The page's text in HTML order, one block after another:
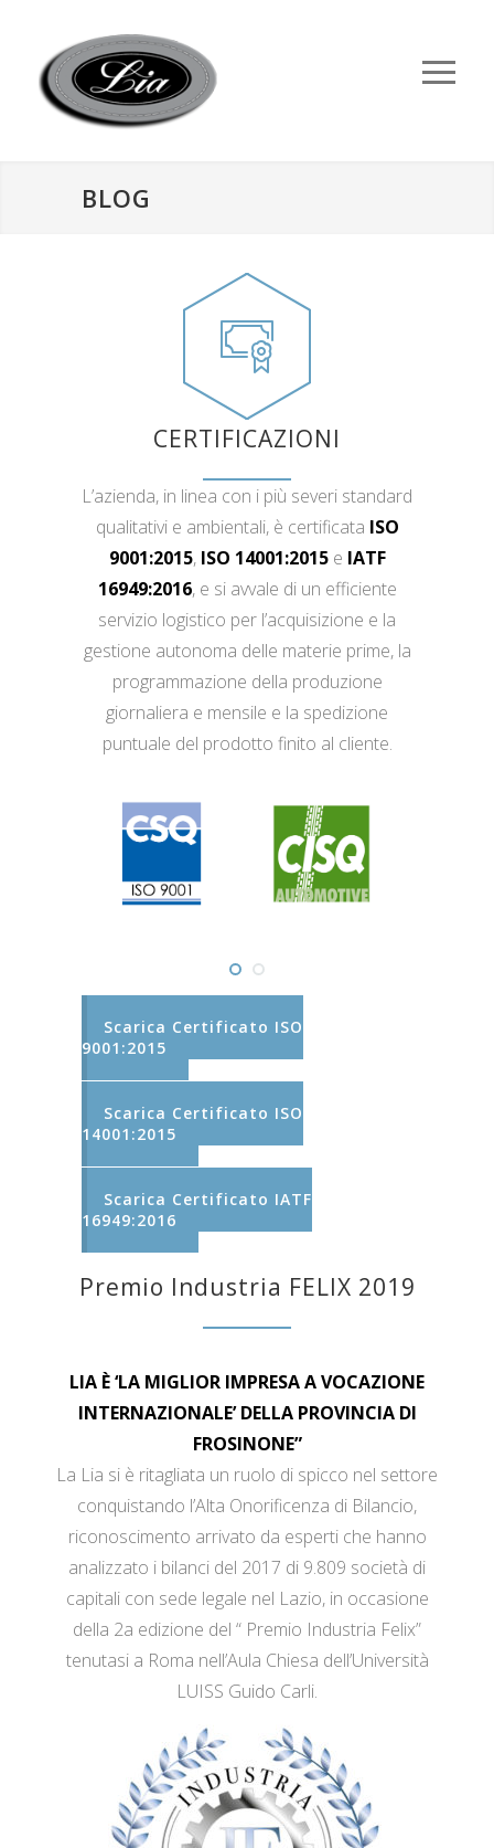
BLOG
CERTIFICAZIONI
L’azienda, in linea con i più severi standard
qualitativi e ambientali, è certificata ISO
9001:2015, ISO 14001:2015e IATF
16949:2016, e si avvale di un efficiente
servizio logistico per l’acquisizione e la
gestione autonoma delle materie prime, la
programmazione della produzione
giornaliera e mensile e la spedizione
puntuale del prodotto finito al cliente.
Scarica Certificato ISO
9001:2015
Scarica Certificato ISO
14001:2015
Scarica Certificato IATF
16949:2016
Premio Industria FELIX 2019
LIA È ‘LA MIGLIOR IMPRESA A VOCAZIONE
INTERNAZIONALE’ DELLA PROVINCIA DI
FROSINONE”
La Lia si è ritagliata un ruolo di spicco nel settore
conquistando l’Alta Onorificenza di Bilancio,
riconoscimento arrivato da esperti che hanno
analizzato i bilanci del 2017 di 9.809 società di
capitali con sede legale nel Lazio, in occasione
della 2a edizione del “ Premio Industria Felix”
tenutasi a Roma nell’Aula Chiesa dell’Università
LUISS Guido Carli.